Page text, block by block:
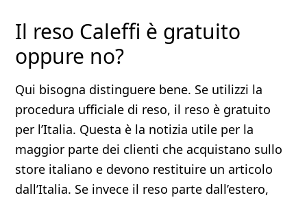
Il reso Caleffi è gratuito
oppure no?
Qui bisogna distinguere bene. Se utilizzi la
procedura ufficiale di reso, il reso è gratuito
per l’Italia. Questa è la notizia utile per la
maggior parte dei clienti che acquistano sullo
store italiano e devono restituire un articolo
dall’Italia. Se invece il reso parte dall’estero,